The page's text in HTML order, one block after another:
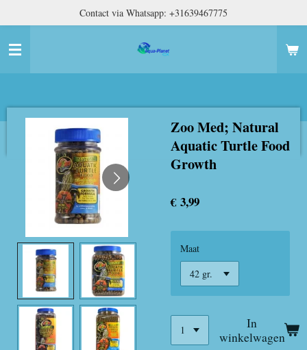
naar
hoofdinhoud
Contact via Whatsapp: +31639467775
Zoo Med; Natural
Aquatic Turtle Food
Growth
€ 3,99
Maat
In
winkelwagen